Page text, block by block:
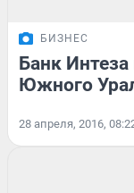
БИЗНЕС
Банк
Южного
28 апреля, 2016,